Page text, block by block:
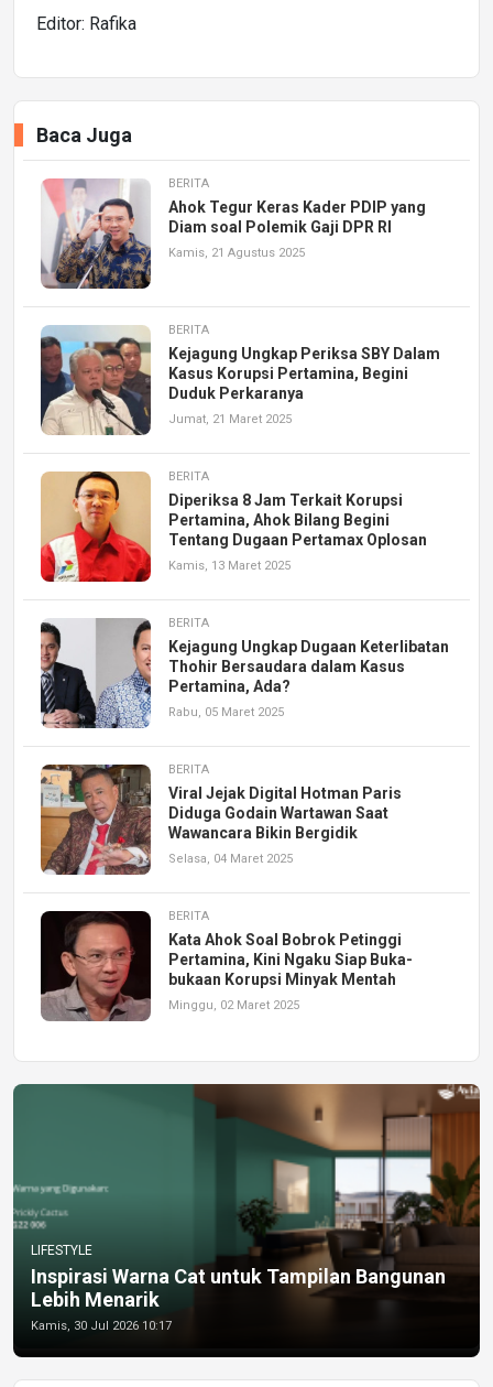
Editor: Rafika
Baca Juga
BERITA
Ahok Tegur Keras Kader PDIP yang
Diam soal Polemik Gaji DPR RI
Kamis, 21 Agustus 2025
BERITA
Kejagung Ungkap Periksa SBY Dalam
Kasus Korupsi Pertamina, Begini
Duduk Perkaranya
Jumat, 21 Maret 2025
BERITA
Diperiksa 8 Jam Terkait Korupsi
Pertamina, Ahok Bilang Begini
Tentang Dugaan Pertamax Oplosan
Kamis, 13 Maret 2025
BERITA
Kejagung Ungkap Dugaan Keterlibatan
Thohir Bersaudara dalam Kasus
Pertamina, Ada?
Rabu, 05 Maret 2025
BERITA
Viral Jejak Digital Hotman Paris
Diduga Godain Wartawan Saat
Wawancara Bikin Bergidik
Selasa, 04 Maret 2025
BERITA
Kata Ahok Soal Bobrok Petinggi
Pertamina, Kini Ngaku Siap Buka-
bukaan Korupsi Minyak Mentah
Minggu, 02 Maret 2025
LIFESTYLE
Inspirasi Warna Cat untuk Tampilan Bangunan
Lebih Menarik
Kamis, 30 Jul 2026 10:17